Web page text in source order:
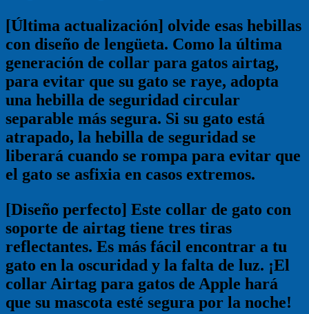
[Última actualización] olvide esas hebillas
con diseño de lengüeta. Como la última
generación de collar para gatos airtag,
para evitar que su gato se raye, adopta
una hebilla de seguridad circular
separable más segura. Si su gato está
atrapado, la hebilla de seguridad se
liberará cuando se rompa para evitar que
el gato se asfixia en casos extremos.
[Diseño perfecto] Este collar de gato con
soporte de airtag tiene tres tiras
reflectantes. Es más fácil encontrar a tu
gato en la oscuridad y la falta de luz. ¡El
collar Airtag para gatos de Apple hará
que su mascota esté segura por la noche!